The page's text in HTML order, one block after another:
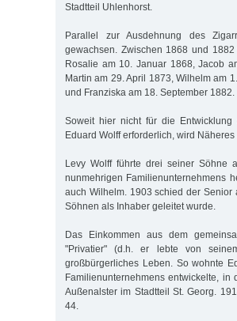
Stadtteil Uhlenhorst.
Parallel zur Ausdehnung des
gewachsen. Zwischen 1868 und
Rosalie am 10. Januar 1868, Jacob
Martin am 29. April 1873, Wilhelm am
und Franziska am 18. September 1882.
Soweit hier nicht für die Entwicklung
Eduard Wolff erforderlich, wird
Levy Wolff führte drei seiner Söhne
nunmehrigen Familienunternehmens
auch Wilhelm. 1903 schied der
Söhnen als Inhaber geleitet wurde.
Das Einkommen aus dem
"Privatier" (d.h. er lebte von
großbürgerliches Leben. So wohnte
Familienunternehmens entwickelte,
Außenalster im Stadtteil St. Georg.
44.